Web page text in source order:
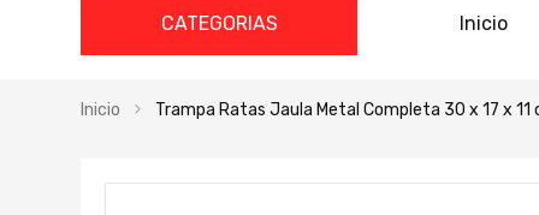
CATEGORIAS Inicio
Inicio Trampa Ratas Jaula Metal Completa 30 x 17 x 11